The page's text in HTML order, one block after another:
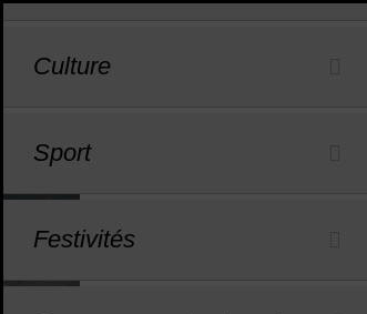
Culture
Sport
Festivités